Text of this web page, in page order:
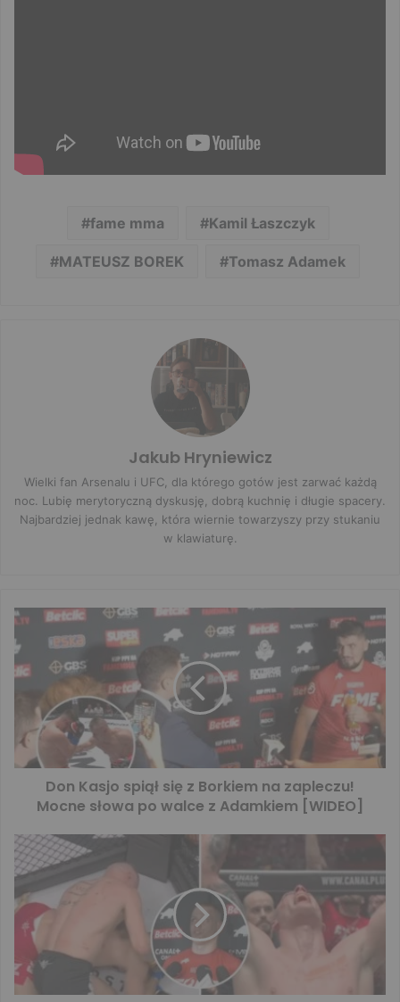
fame mma Kamil Łaszczyk
MATEUSZ BOREK Tomasz Adamek
Jakub Hryniewicz
Wielki fan Arsenalu i UFC, dla którego gotów jest zarwać każdą
noc. Lubię merytoryczną dyskusję, dobrą kuchnię i długie spacery.
Najbardziej jednak kawę, która wiernie towarzyszy przy stukaniu
w klawiaturę.
Don Kasjo spiął się z Borkiem na zapleczu!
Mocne słowa po walce z Adamkiem [WIDEO]